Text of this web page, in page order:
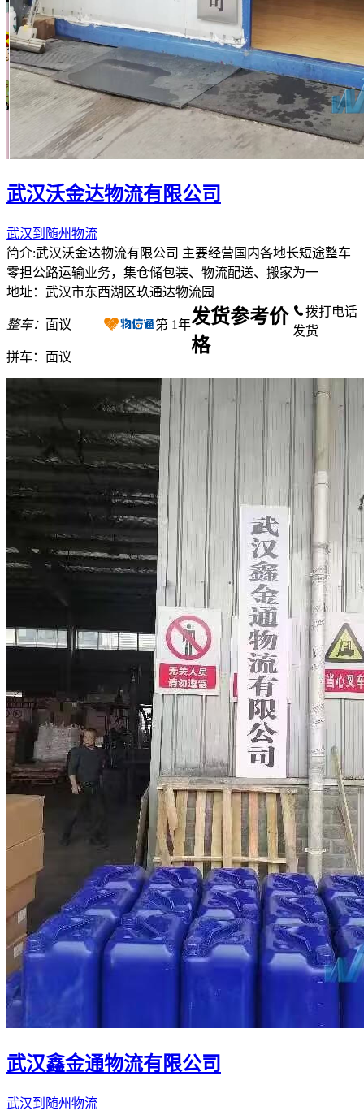
武汉沃金达物流有限公司
武汉到随州物流
简介:武汉沃金达物流有限公司 主要经营国内各地长短途整车
零担公路运输业务，集仓储包装、物流配送、搬家为一
地址：武汉市东西湖区玖通达物流园
整车： 面议
拼车： 面议
第 1年
拨打电话
发货
武汉鑫金通物流有限公司
武汉到随州物流
发货参考价
格